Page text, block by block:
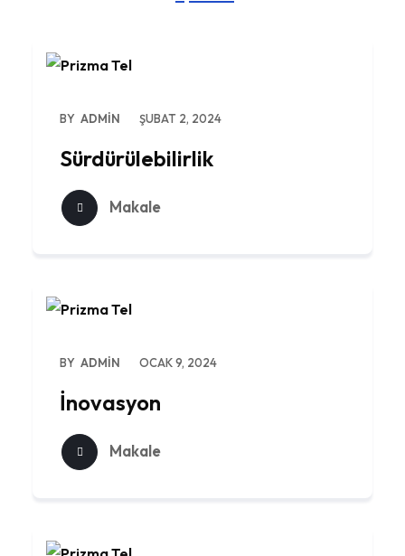
BY ADMIN ŞUBAT 2, 2024
Sürdürülebilirlik
Makale
BY ADMIN OCAK 9, 2024
İnovasyon
Makale